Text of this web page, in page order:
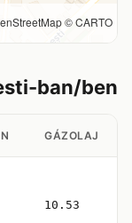
© CARTO
ban/ben
GÁZOLAJ
10.53